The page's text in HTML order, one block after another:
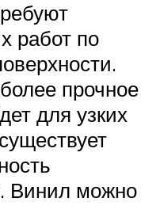
работ по
прочное
для узких
Винил можно